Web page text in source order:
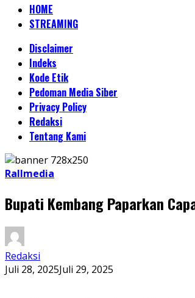
HOME
STREAMING
Disclaimer
Indeks
Kode Etik
Pedoman Media Siber
Privacy Policy
Redaksi
Tentang Kami
Rallmedia
Bupati Kembang Paparkan
Redaksi
Juli 28, 2025Juli 29, 2025